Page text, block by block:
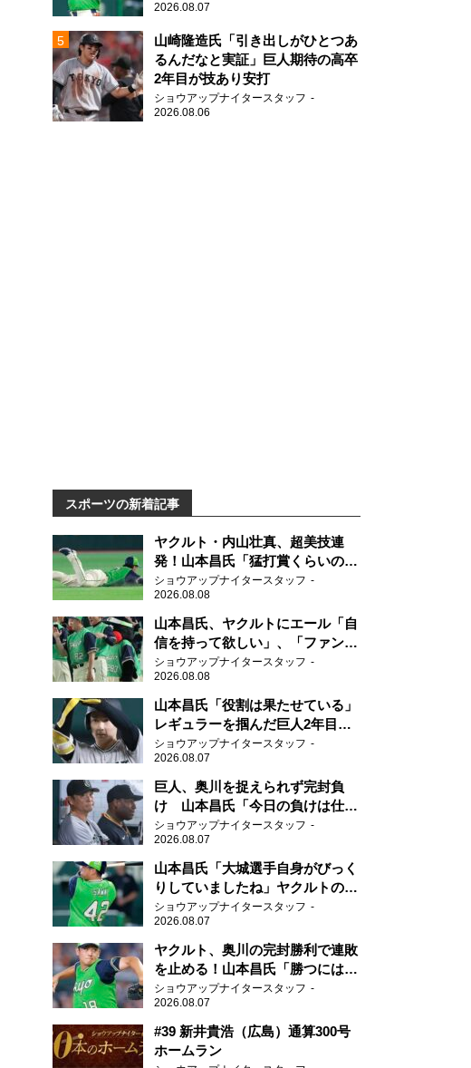
2026.08.07
山崎隆造氏「引き出しがひとつあ
るんだなと実証」巨人期待の高卒
2年目が技あり安打
ショウアップナイタースタッフ
2026.08.06
スポーツの新着記事
ヤクルト・内山壮真、超美技連
発！山本昌氏「猛打賞くらいの価
値」
ショウアップナイタースタッフ
2026.08.08
山本昌氏、ヤクルトにエール「自
信を持って欲しい」、「ファンの
方も毎日応援してくれています」
ショウアップナイタースタッフ
2026.08.08
山本昌氏「役割は果たせている」
レギュラーを掴んだ巨人2年目の
新人王候補
ショウアップナイタースタッフ
2026.08.07
巨人、奥川を捉えられず完封負
け 山本昌氏「今日の負けは仕方
がない」
ショウアップナイタースタッフ
2026.08.07
山本昌氏「大城選手自身がびっく
りしていましたね」ヤクルトのフ
ァースト・澤井の判断を評価
ショウアップナイタースタッフ
2026.08.07
ヤクルト、奥川の完封勝利で連敗
を止める！山本昌氏「勝つにはこ
ういう形しかない」
ショウアップナイタースタッフ
2026.08.07
#39 新井貴浩（広島）通算300号
ホームラン